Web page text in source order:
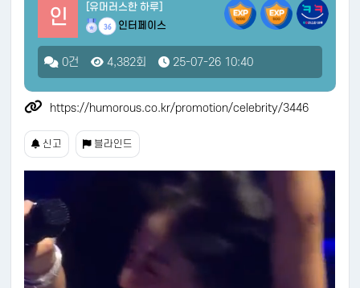
인 [유머러스한 하루]
36 인터페이스
0건 4,382회 25-07-26 10:40
https://humorous.co.kr/promotion/celebrity/3446
신고 블라인드